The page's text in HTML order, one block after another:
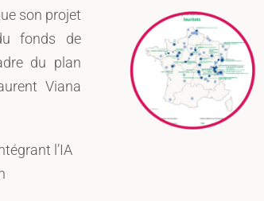
son projet
fonds de
du plan
Viana
l’IA